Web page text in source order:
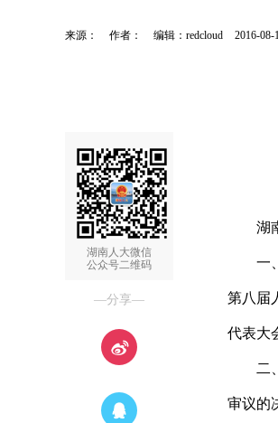
来源： 作者： 编辑：redcloud 2016-08-
湖南人大微信
公众号二维码
—分享—
湖南
一、
第八届
代表大
二、
审议的